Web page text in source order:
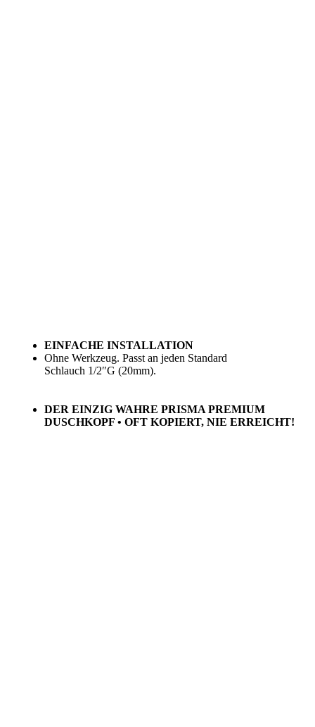
EINFACHE INSTALLATION
Ohne Werkzeug. Passt an jeden Standard
Schlauch 1/2″G (20mm).
DER EINZIG WAHRE PRISMA PREMIUM
DUSCHKOPF • OFT KOPIERT, NIE ERREICHT!